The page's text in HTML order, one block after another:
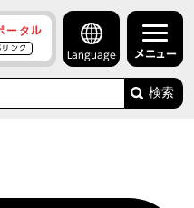
ータル
ンク
Language メニュー
検索